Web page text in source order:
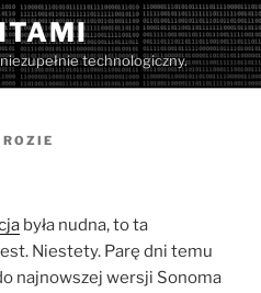
technologiczny.
ROZIE
była nudna, to ta
Niestety. Parę dni temu
najnowszej wersji Sonoma